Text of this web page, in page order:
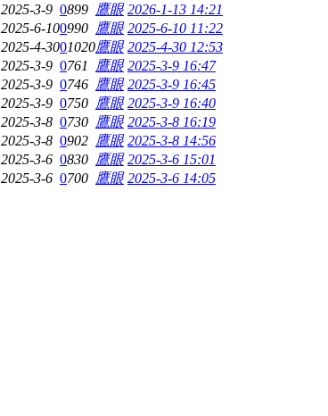
2025-3-9 0899 鷹眼 2026-1-13 14:21
2025-6-100990 鷹眼 2025-6-10 11:22
2025-4-3001020鷹眼 2025-4-30 12:53
2025-3-9 0761 鷹眼 2025-3-9 16:47
2025-3-9 0746 鷹眼 2025-3-9 16:45
2025-3-9 0750 鷹眼 2025-3-9 16:40
2025-3-8 0730 鷹眼 2025-3-8 16:19
2025-3-8 0902 鷹眼 2025-3-8 14:56
2025-3-6 0830 鷹眼 2025-3-6 15:01
2025-3-6 0700 鷹眼 2025-3-6 14:05